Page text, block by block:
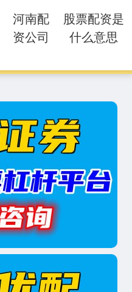
河南配
资公司
股票配资是
什么意思